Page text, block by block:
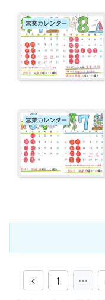
営業カレンダー
営業カレンダー
前 1 …